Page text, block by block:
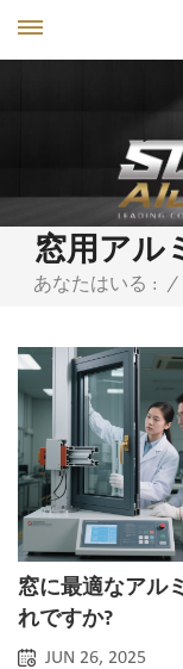
窓用アル
あなたはいる : /
窓に最適なアル
れですか?
JUN 26, 2025